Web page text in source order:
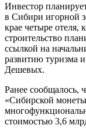
Инвестор
в Сибири игорной
крае четыре отеля,
строительство
ссылкой на
развитию туризма
Дешевых.
Ранее сообщалось,
«Сибирской
стоимостью 3,6